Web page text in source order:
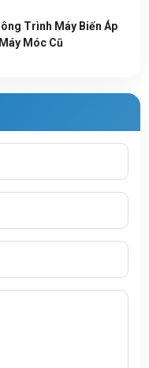
Trình Máy Biến Áp
Móc Cũ